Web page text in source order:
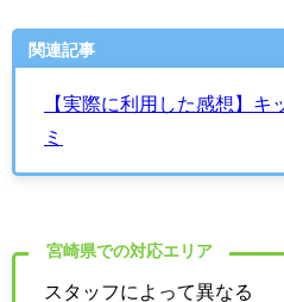
関連記事
【実際に利用した感想】キ
ミ
宮崎県での対応エリア
スタッフによって異なる